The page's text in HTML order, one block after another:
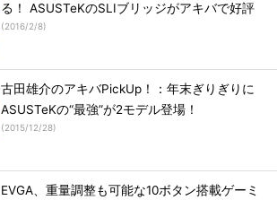
る！ ASUSTeKのSLIブリッジがアキバで好評
(2016/2/8)
古田雄介のアキバPickUp！：年末ぎりぎりに
ASUSTeKの“最強”が2モデル登場！
(2015/12/28)
EVGA、重量調整も可能な10ボタン搭載ゲーミ